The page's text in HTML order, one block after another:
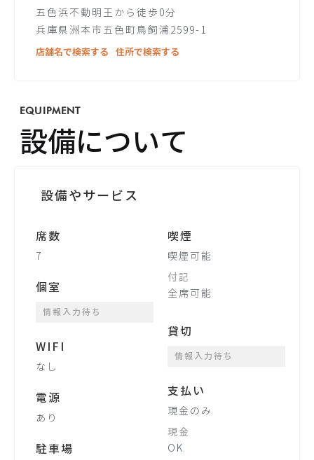
五色浜不動明王から徒歩0分
兵庫県洲本市五色町鳥飼浦2599-1
店舗名で検索する
住所で検索する
EQUIPMENT
設備について
設備やサービス
席数
7
個室
情報入力待ち
WIFI
なし
電源
あり
駐車場
喫煙
喫煙可能
付記
全席可能
貸切
情報入力待ち
支払い
現金のみ
現金
OK